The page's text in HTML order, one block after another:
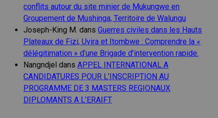
conflits autour du site minier de Mukungwe en
Groupement de Mushinga, Territoire de Walungu
Joseph-King M. dans Guerres civiles dans les Hauts
Plateaux de Fizi, Uvira et Itombwe : Comprendre la «
délégitimation » d’une Brigade d’intervention rapide.
Nangndjel dans APPEL INTERNATIONAL A
CANDIDATURES POUR L’INSCRIPTION AU
PROGRAMME DE 3 MASTERS REGIONAUX
DIPLOMANTS A L’ERAIFT